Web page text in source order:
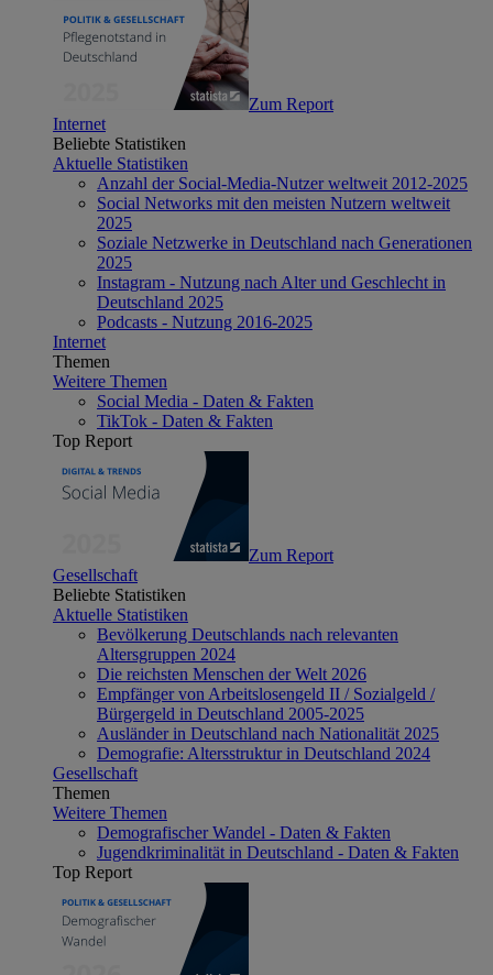
Zum Report
Internet
Beliebte Statistiken
Aktuelle Statistiken
Anzahl der Social-Media-Nutzer weltweit 2012-2025
Social Networks mit den meisten Nutzern weltweit
2025
Soziale Netzwerke in Deutschland nach Generationen
2025
Instagram - Nutzung nach Alter und Geschlecht in
Deutschland 2025
Podcasts - Nutzung 2016-2025
Internet
Themen
Weitere Themen
Social Media - Daten & Fakten
TikTok - Daten & Fakten
Top Report
Zum Report
Gesellschaft
Beliebte Statistiken
Aktuelle Statistiken
Bevölkerung Deutschlands nach relevanten
Altersgruppen 2024
Die reichsten Menschen der Welt 2026
Empfänger von Arbeitslosengeld II / Sozialgeld /
Bürgergeld in Deutschland 2005-2025
Ausländer in Deutschland nach Nationalität 2025
Demografie: Altersstruktur in Deutschland 2024
Gesellschaft
Themen
Weitere Themen
Demografischer Wandel - Daten & Fakten
Jugendkriminalität in Deutschland - Daten & Fakten
Top Report